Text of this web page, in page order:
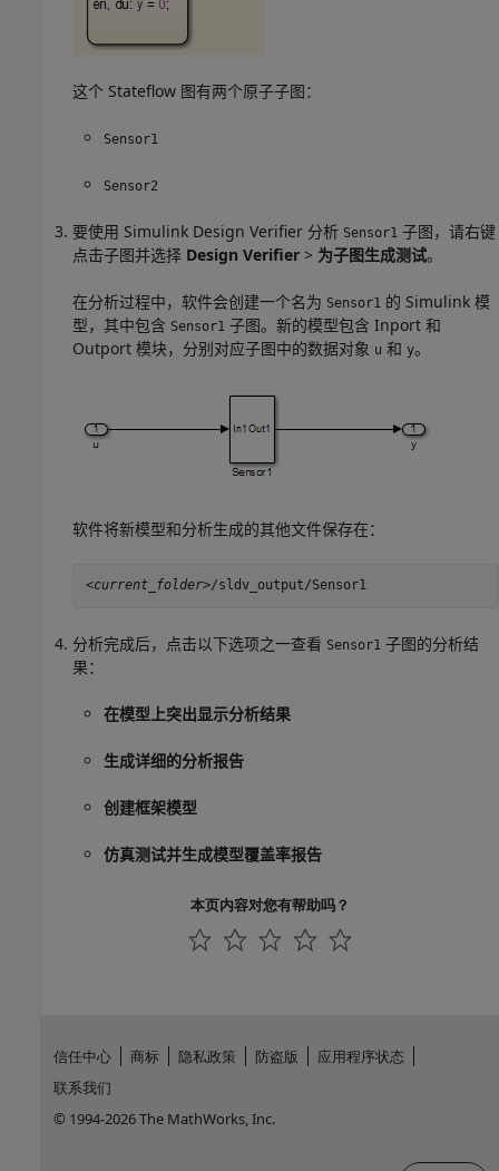
这个 Stateflow 图有两个原子子图：
Sensor1
Sensor2
要使用 Simulink Design Verifier 分析 Sensor1 子图，请右键
点击子图并选择 Design Verifier > 为子图生成测试。
在分析过程中，软件会创建一个名为 Sensor1 的 Simulink 模
型，其中包含 Sensor1 子图。新的模型包含 Inport 和
Outport 模块，分别对应子图中的数据对象 u 和 y。
软件将新模型和分析生成的其他文件保存在：
<current_folder>/sldv_output/Sensor1
分析完成后，点击以下选项之一查看 Sensor1 子图的分析结
果：
在模型上突出显示分析结果
生成详细的分析报告
创建框架模型
仿真测试并生成模型覆盖率报告
本页内容对您有帮助吗？
信任中心 商标 隐私政策 防盗版
应用程序状态
联系我们
© 1994-2026 The MathWorks, Inc.